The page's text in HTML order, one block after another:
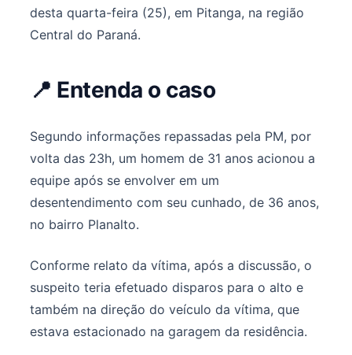
desta quarta-feira (25), em Pitanga, na região
Central do Paraná.
📍 Entenda o caso
Segundo informações repassadas pela PM, por
volta das 23h, um homem de 31 anos acionou a
equipe após se envolver em um
desentendimento com seu cunhado, de 36 anos,
no bairro Planalto.
Conforme relato da vítima, após a discussão, o
suspeito teria efetuado disparos para o alto e
também na direção do veículo da vítima, que
estava estacionado na garagem da residência.